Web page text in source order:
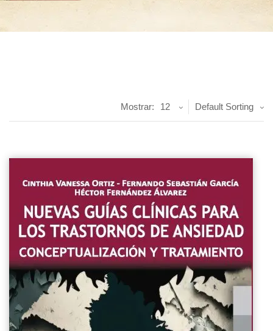
Default Sorting
Mostrar: 12